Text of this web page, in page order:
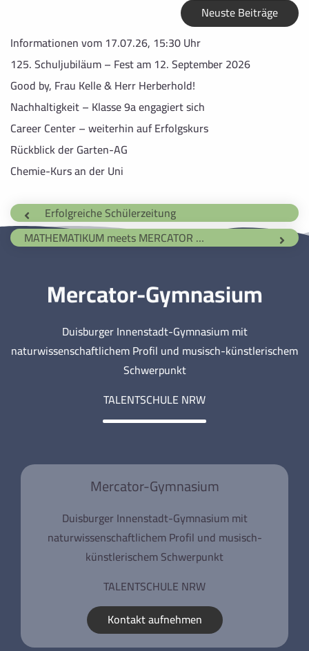
Neuste Beiträge
Informationen vom 17.07.26, 15:30 Uhr
125. Schuljubiläum – Fest am 12. September 2026
Good by, Frau Kelle & Herr Herberhold!
Nachhaltigkeit – Klasse 9a engagiert sich
Career Center – weiterhin auf Erfolgskurs
Rückblick der Garten-AG
Chemie-Kurs an der Uni
Erfolgreiche Schülerzeitung
MATHEMATIKUM meets MERCATOR – Ausstellung mit großer Resonanz
Mercator-Gymnasium
Duisburger Innenstadt-Gymnasium mit
naturwissenschaftlichem Profil und musisch-künstlerischem
Schwerpunkt
TALENTSCHULE NRW
Mercator-Gymnasium
Duisburger Innenstadt-Gymnasium mit
naturwissenschaftlichem Profil und musisch-
künstlerischem Schwerpunkt
TALENTSCHULE NRW
Kontakt aufnehmen